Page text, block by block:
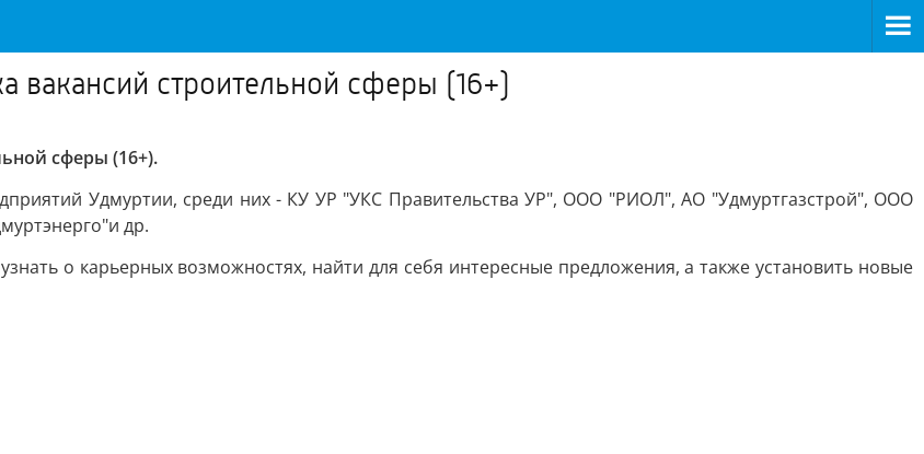
вакансий строительной сферы (16+)
сферы (16+).
Удмуртии, среди них - КУ УР "УКС Правительства УР", ООО "РИОЛ", АО "Удмуртгазстрой", ООО
др.
о карьерных возможностях, найти для себя интересные предложения, а также установить новые